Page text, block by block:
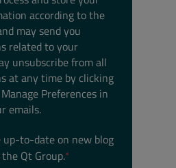
according to the
may send you
related to your
unsubscribe from all
at any time by clicking
Preferences in
emails.
up-to-date on new blog
Qt Group.*